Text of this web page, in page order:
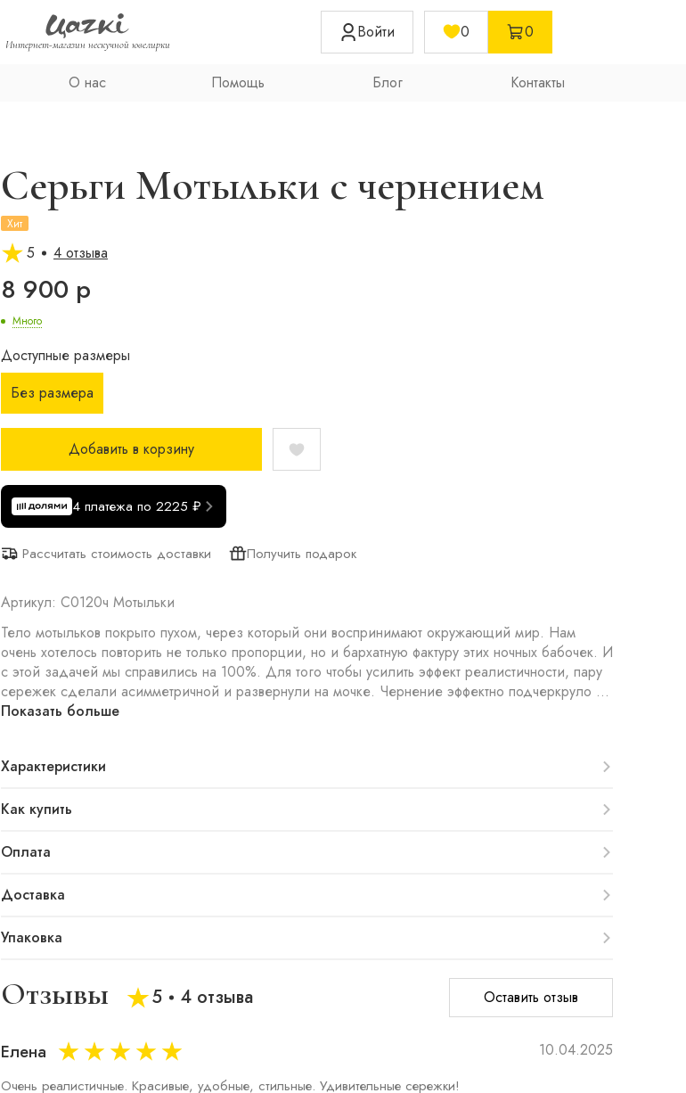
Интернет-магазин нескучной ювелирки
Войти 0 0
О нас Помощь Блог Контакты
Серьги Мотыльки с чернением
Хит
5 4 отзыва
8 900 р
Много
Доступные размеры
Без размера
Добавить в корзину
4 платежа по 2225 ₽
Рассчитать стоимость доставки Получить подарок
Артикул: С0120ч Мотыльки
Тело мотыльков покрыто пухом, через который они воспринимают окружающий мир. Нам
очень хотелось повторить не только пропорции, но и бархатную фактуру этих ночных бабочек. И
с этой задачей мы справились на 100%. Для того чтобы усилить эффект реалистичности, пару
сережек сделали асимметричной и развернули на мочке. Чернение эффектно подчеркруло ...
Показать больше
Характеристики
Как купить
Оплата
Доставка
Упаковка
Отзывы 5 4 отзыва Оставить отзыв
Елена 10.04.2025
Очень реалистичные. Красивые, удобные, стильные. Удивительные сережки!